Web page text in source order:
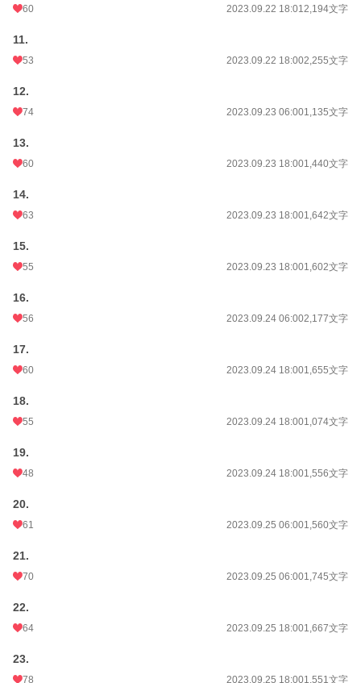
60 2023.09.22 18:012,194文字
11.
53 2023.09.22 18:002,255文字
12.
74 2023.09.23 06:001,135文字
13.
60 2023.09.23 18:001,440文字
14.
63 2023.09.23 18:001,642文字
15.
55 2023.09.23 18:001,602文字
16.
56 2023.09.24 06:002,177文字
17.
60 2023.09.24 18:001,655文字
18.
55 2023.09.24 18:001,074文字
19.
48 2023.09.24 18:001,556文字
20.
61 2023.09.25 06:001,560文字
21.
70 2023.09.25 06:001,745文字
22.
64 2023.09.25 18:001,667文字
23.
78 2023.09.25 18:001,551文字